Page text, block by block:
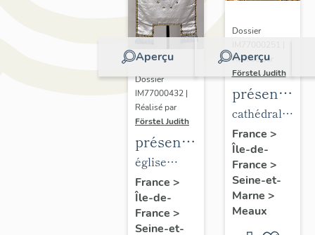
Aperçu
Dossier
IM77000432 |
Réalisé par
Förstel Judith
présentation
du
mobilier
de
l'église
église
paroissiale
Notre-
Dame du
France >
Île-de-
France >
Seine-et-
Aperçu
Dossier
Réalisé par
Förstel Judith
du
mobilier
de la
cathédrale
de
Meaux
cathédrale
Saint-
Etienne
France >
Île-de-
France >
Seine-et-
Marne >
Meaux